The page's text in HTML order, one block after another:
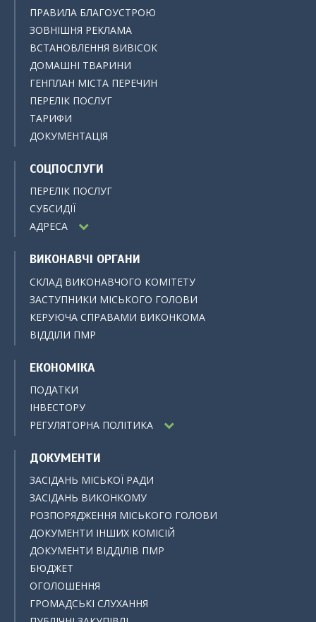
ПРАВИЛА БЛАГОУСТРОЮ
ЗОВНІШНЯ РЕКЛАМА
ВСТАНОВЛЕННЯ ВИВІСОК
ДОМАШНІ ТВАРИНИ
ГЕНПЛАН МІСТА ПЕРЕЧИН
ПЕРЕЛІК ПОСЛУГ
ТАРИФИ
ДОКУМЕНТАЦІЯ
СОЦПОСЛУГИ
ПЕРЕЛІК ПОСЛУГ
СУБСИДІЇ
АДРЕСА
ВИКОНАВЧІ ОРГАНИ
СКЛАД ВИКОНАВЧОГО КОМІТЕТУ
ЗАСТУПНИКИ МІСЬКОГО ГОЛОВИ
КЕРУЮЧА СПРАВАМИ ВИКОНКОМА
ВІДДІЛИ ПМР
ЕКОНОМІКА
ПОДАТКИ
ІНВЕСТОРУ
РЕГУЛЯТОРНА ПОЛІТИКА
ДОКУМЕНТИ
ЗАСІДАНЬ МІСЬКОЇ РАДИ
ЗАСІДАНЬ ВИКОНКОМУ
РОЗПОРЯДЖЕННЯ МІСЬКОГО ГОЛОВИ
ДОКУМЕНТИ ІНШИХ КОМІСІЙ
ДОКУМЕНТИ ВІДДІЛІВ ПМР
БЮДЖЕТ
ОГОЛОШЕННЯ
ГРОМАДСЬКІ СЛУХАННЯ